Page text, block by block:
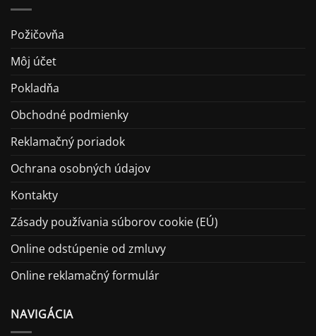
Požičovňa
Môj účet
Pokladňa
Obchodné podmienky
Reklamačný poriadok
Ochrana osobných údajov
Kontakty
Zásady používania súborov cookie (EÚ)
Online odstúpenie od zmluvy
Online reklamačný formulár
NAVIGÁCIA